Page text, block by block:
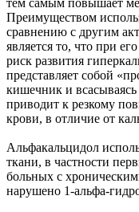
тем самым повышает
Преимуществом
сравнению с другим
является то, что при
риск развития
представляет собой
кишечник и
приводит к резкому
крови, в отличие от
Альфакальцидол
ткани, в частности
больных с
нарушено 1-альфа-